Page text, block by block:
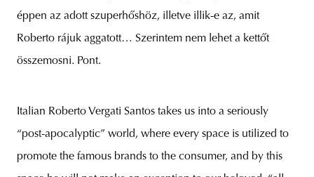
éppen az adott szuperhőshöz, illetve illik-e az, amit
Roberto rájuk aggatott… Szerintem nem lehet a kettőt
összemosni. Pont.
Italian Roberto Vergati Santos takes us into a seriously
“post-apocalyptic” world, where every space is utilized to
promote the famous brands to the consumer, and by this